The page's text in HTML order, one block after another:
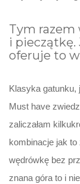
Tym razem
i pieczątkę.
oferuje to
Klasyka gatunku,
Must have
zaliczałam
kombinacje jak
wędrówkę bez
znana góra to i